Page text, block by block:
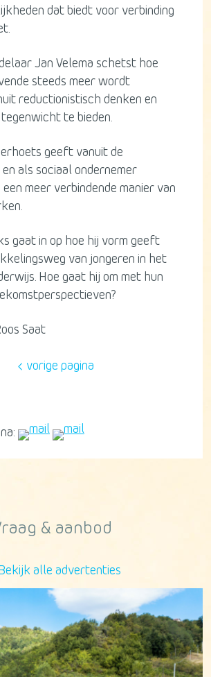
dat biedt voor verbinding
Jan Velema schetst hoe
steeds meer wordt
reductionistisch denken en
te bieden.
geeft vanuit de
als sociaal ondernemer
een meer verbindende manier van
gaat in op hoe hij vorm geeft
van jongeren in het
Hoe gaat hij om met hun
Saat
vorige pagina
& aanbod
alle advertenties